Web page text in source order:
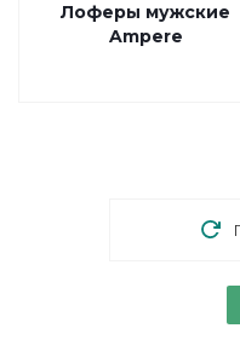
Лоферы мужские
Ampere